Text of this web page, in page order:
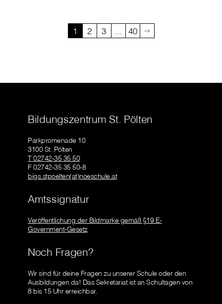
1 2 3 40
Bildungszentrum St. Pölten
Parkpromenade 10
3100 St. Pölten
T 02742-35 35 50
F 02742-35 35 50-8
bigs.stpoelten(at)noeschule.at
Amtssignatur
Veröffentlichung der Bildmarke gemäß §19 E-
Government-Gesetz
Noch Fragen?
Wir sind für deine Fragen zu unserer Schule oder den
Ausbildungen da! Das Sekretariat ist an Schultagen von
8 bis 15 Uhr erreichbar.